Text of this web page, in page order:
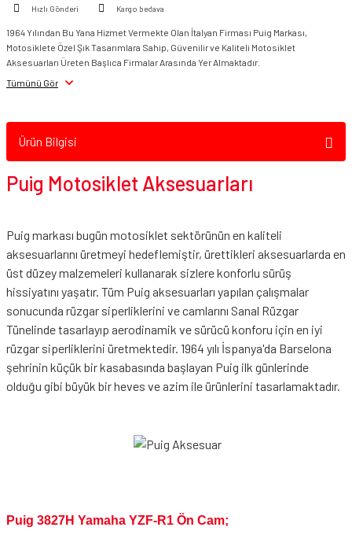
Hızlı Gönderi Kargo bedava
1964 Yılından Bu Yana Hizmet Vermekte Olan İtalyan Firması Puig Markası,
Motosiklete Özel Şık Tasarımlara Sahip, Güvenilir ve Kaliteli Motosiklet
Aksesuarları Üreten Başlıca Firmalar Arasında Yer Almaktadır.
Tümünü Gör
Ürün Bilgisi
Puig Motosiklet Aksesuarları
Puig markası bugün motosiklet sektörünün en kaliteli
aksesuarlarını üretmeyi hedeflemiştir, ürettikleri aksesuarlarda en
üst düzey malzemeleri kullanarak sizlere konforlu sürüş
hissiyatını yaşatır. Tüm Puig aksesuarları yapılan çalışmalar
sonucunda rüzgar siperliklerini ve camlarını Sanal Rüzgar
Tünelinde tasarlayıp aerodinamik ve sürücü konforu için en iyi
rüzgar siperliklerini üretmektedir. 1964 yılı İspanya'da Barselona
şehrinin küçük bir kasabasında başlayan Puig ilk günlerinde
olduğu gibi büyük bir heves ve azim ile ürünlerini tasarlamaktadır.
Puig 3827H Yamaha YZF-R1 Ön Cam;